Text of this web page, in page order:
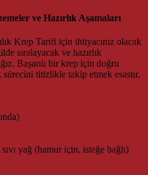
ve Hazırlık Aşamaları
Krep Tarifi için ihtiyacınız olacak
sıralayacak ve hazırlık
Başarılı bir krep için doğru
sürecini titizlikle takip etmek esastır.
yağ (hamur için, isteğe bağlı)